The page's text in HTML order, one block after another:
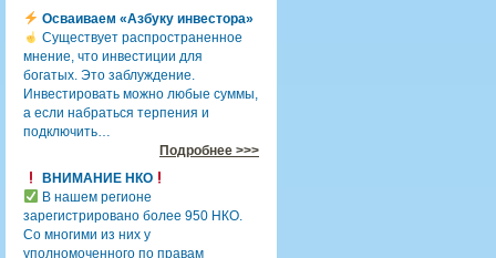
Осваиваем «Азбуку инвестора»
Существует распространенное
мнение, что инвестиции для
богатых. Это заблуждение.
Инвестировать можно любые суммы,
а если набраться терпения и
подключить…
Подробнее >>>
ВНИМАНИЕ НКО
В нашем регионе
зарегистрировано более 950 НКО.
Со многими из них у
уполномоченного по правам